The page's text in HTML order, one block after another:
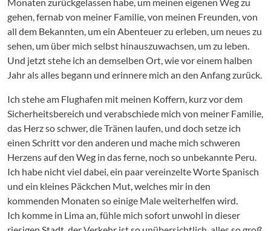
gehen, fernab von meiner Familie, von meinen Freunden, von
all dem Bekannten, um ein Abenteuer zu erleben, um neues zu
sehen, um über mich selbst hinauszuwachsen, um zu leben.
Und jetzt stehe ich an demselben Ort, wie vor einem halben
Jahr als alles begann und erinnere mich an den Anfang zurück.
Ich stehe am Flughafen mit meinen Koffern, kurz vor dem
Sicherheitsbereich und verabschiede mich von meiner Familie,
das Herz so schwer, die Tränen laufen, und doch setze ich
einen Schritt vor den anderen und mache mich schweren
Herzens auf den Weg in das ferne, noch so unbekannte Peru.
Ich habe nicht viel dabei, ein paar vereinzelte Worte Spanisch
und ein kleines Päckchen Mut, welches mir in den
kommenden Monaten so einige Male weiterhelfen wird.
Ich komme in Lima an, fühle mich sofort unwohl in dieser